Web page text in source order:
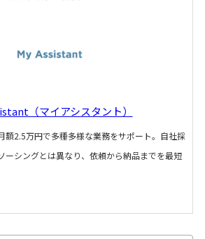
（マイアシスタント）
額2.5万円で多種多様な業務をサポート。自社採
ーシングとは異なり、依頼から納品までを最短